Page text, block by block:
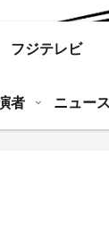
フジテレビ
者 ニュー